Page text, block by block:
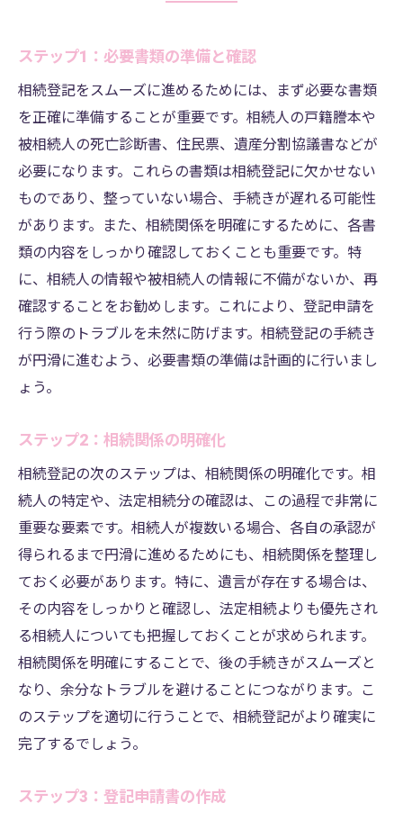
ステップ1：必要書類の準備と確認
相続登記をスムーズに進めるためには、まず必要な書類
を正確に準備することが重要です。相続人の戸籍謄本や
被相続人の死亡診断書、住民票、遺産分割協議書などが
必要になります。これらの書類は相続登記に欠かせない
ものであり、整っていない場合、手続きが遅れる可能性
があります。また、相続関係を明確にするために、各書
類の内容をしっかり確認しておくことも重要です。特
に、相続人の情報や被相続人の情報に不備がないか、再
確認することをお勧めします。これにより、登記申請を
行う際のトラブルを未然に防げます。相続登記の手続き
が円滑に進むよう、必要書類の準備は計画的に行いまし
ょう。
ステップ2：相続関係の明確化
相続登記の次のステップは、相続関係の明確化です。相
続人の特定や、法定相続分の確認は、この過程で非常に
重要な要素です。相続人が複数いる場合、各自の承認が
得られるまで円滑に進めるためにも、相続関係を整理し
ておく必要があります。特に、遺言が存在する場合は、
その内容をしっかりと確認し、法定相続よりも優先され
る相続人についても把握しておくことが求められます。
相続関係を明確にすることで、後の手続きがスムーズと
なり、余分なトラブルを避けることにつながります。こ
のステップを適切に行うことで、相続登記がより確実に
完了するでしょう。
ステップ3：登記申請書の作成